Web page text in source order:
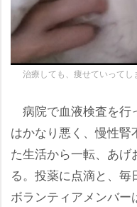
治療しても、痩せていってし
病院で血液検査を行
はかなり悪く、慢性腎
た生活から一転、あ
る。投薬に点滴と、毎
ボランティアメンバー